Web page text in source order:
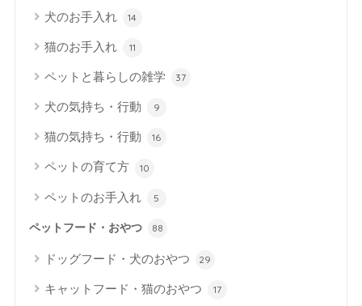
犬のお手入れ 14
猫のお手入れ 11
ペットと暮らしの雑学 37
犬の気持ち・行動 9
猫の気持ち・行動 16
ペットの育て方 10
ペットのお手入れ 5
ペットフード・おやつ 88
ドッグフード・犬のおやつ 29
キャットフード・猫のおやつ 17